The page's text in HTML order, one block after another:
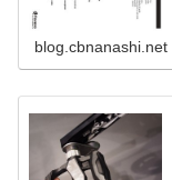
blog.cbnanashi.net